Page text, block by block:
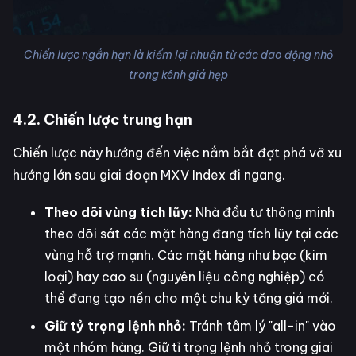
Chiến lược ngắn hạn là kiếm lợi nhuận từ các dao động nhỏ
trong kênh giá hẹp
4.2. Chiến lược trung hạn
Chiến lược này hướng đến việc nắm bắt đợt phá vỡ xu
hướng lớn sau giai đoạn MXV Index đi ngang.
Theo dõi vùng tích lũy: Nhà đầu tư thông minh
theo dõi sát các mặt hàng đang tích lũy tại các
vùng hỗ trợ mạnh. Các mặt hàng như bạc (kim
loại) hay cao su (nguyên liệu công nghiệp) có
thể đang tạo nền cho một chu kỳ tăng giá mới.
Giữ tỷ trọng lệnh nhỏ: Tránh tâm lý "all-in" vào
một nhóm hàng. Giữ tỉ trọng lệnh nhỏ trong giai